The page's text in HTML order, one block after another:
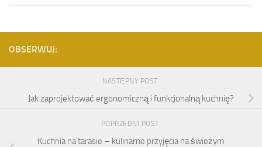
OBSERWUJ:
NASTĘPNY POST
Jak zaprojektować ergonomiczną i funkcjonalną kuchnię?
POPRZEDNI POST
Kuchnia na tarasie – kulinarne przyjęcia na świeżym